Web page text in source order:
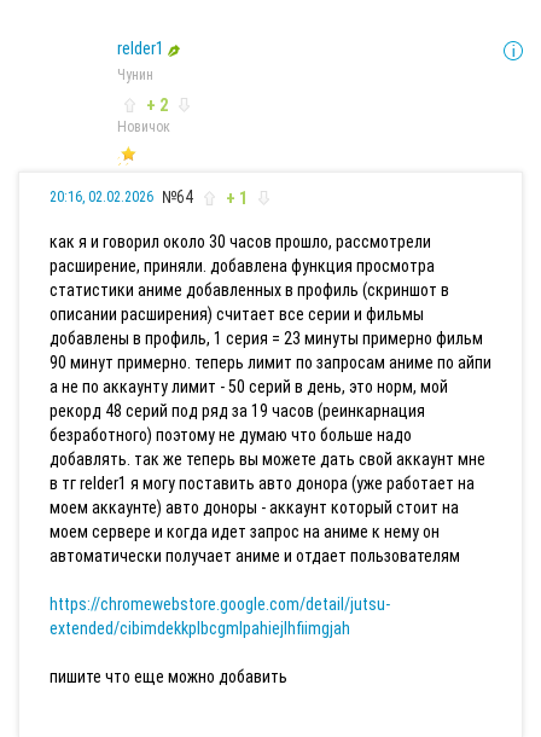
relder1
Чунин
+ 2
Новичок
20:16, 02.02.2026 №64 + 1
как я и говорил около 30 часов прошло, рассмотрели
расширение, приняли. добавлена функция просмотра
статистики аниме добавленных в профиль (скриншот в
описании расширения) считает все серии и фильмы
добавлены в профиль, 1 серия = 23 минуты примерно фильм
90 минут примерно. теперь лимит по запросам аниме по айпи
а не по аккаунту лимит - 50 серий в день, это норм, мой
рекорд 48 серий под ряд за 19 часов (реинкарнация
безработного) поэтому не думаю что больше надо
добавлять. так же теперь вы можете дать свой аккаунт мне
в тг relder1 я могу поставить авто донора (уже работает на
моем аккаунте) авто доноры - аккаунт который стоит на
моем сервере и когда идет запрос на аниме к нему он
автоматически получает аниме и отдает пользователям
https://chromewebstore.google.com/detail/jutsu-
extended/cibimdekkplbcgmlpahiejlhfiimgjah
пишите что еще можно добавить